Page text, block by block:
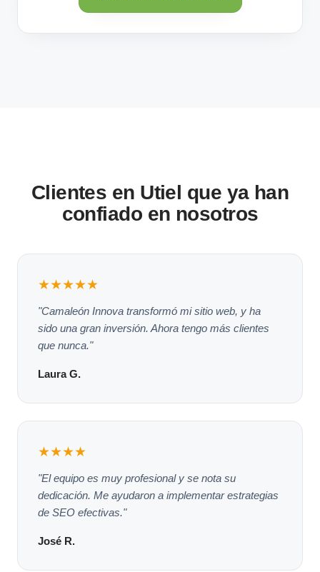
Clientes en Utiel que ya han
confiado en nosotros
★★★★★
"Camaleón Innova transformó mi sitio web, y ha
sido una gran inversión. Ahora tengo más clientes
que nunca."
Laura G.
★★★★
"El equipo es muy profesional y se nota su
dedicación. Me ayudaron a implementar estrategias
de SEO efectivas."
José R.